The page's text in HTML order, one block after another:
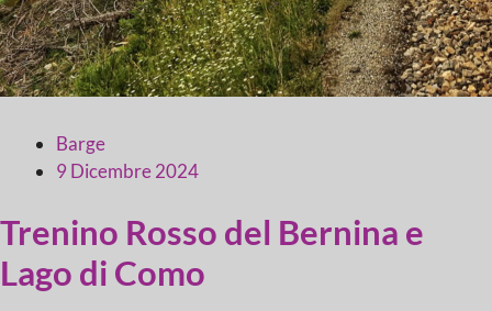
Barge
9 Dicembre 2024
Trenino Rosso del Bernina e
Lago di Como